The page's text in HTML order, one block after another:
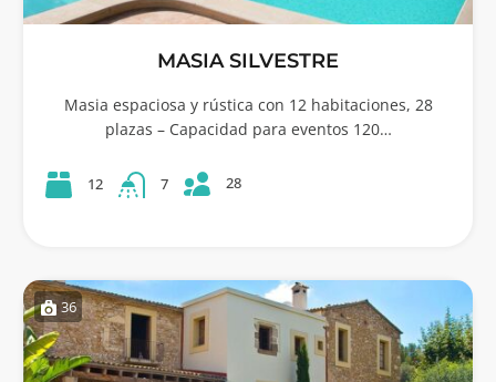
MASIA SILVESTRE
Masia espaciosa y rústica con 12 habitaciones, 28
plazas – Capacidad para eventos 120…
12 7 28
36